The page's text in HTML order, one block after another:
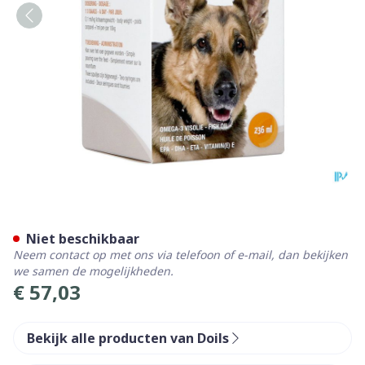
€ 57,03
Niet beschikbaar
Neem contact op met ons via telefoon of e-mail, dan bekijken
we samen de mogelijkheden.
Bekijk alle producten van Doils